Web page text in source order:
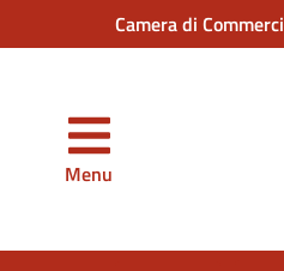
al contenuto principale
Camera di
Menu